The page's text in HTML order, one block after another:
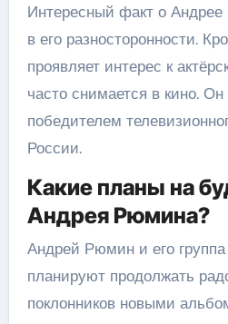
Интересный факт о
в его разносторонности.
проявляет интерес к
часто снимается в кино. Он
победителем
России.
Какие планы на
Андрея Рюмина?
Андрей Рюмин и его
планируют продолжать
поклонников новыми